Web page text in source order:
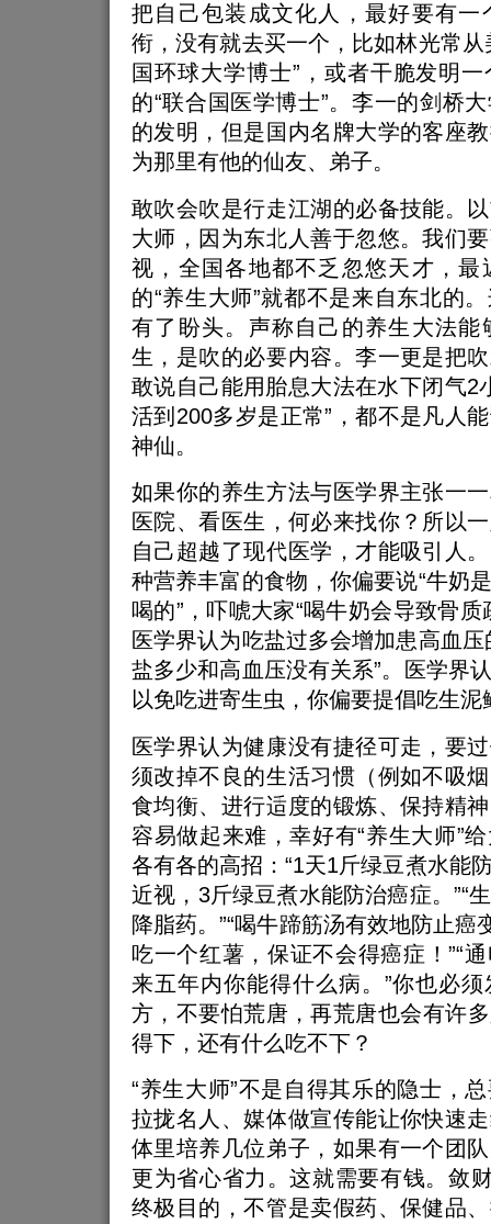
把自己包装成文化人，最好要有一
衔，没有就去买一个，比如林光常从
国环球大学博士”，或者干脆发明
的“联合国医学博士”。李一的剑桥
的发明，但是国内名牌大学的客座
为那里有他的仙友、弟子。
敢吹会吹是行走江湖的必备技能。
大师，因为东北人善于忽悠。我们
视，全国各地都不乏忽悠天才，最
的“养生大师”就都不是来自东北的
有了盼头。声称自己的养生大法能
生，是吹的必要内容。李一更是把
敢说自己能用胎息大法在水下闭气2
活到200多岁是正常”，都不是凡人
神仙。
如果你的养生方法与医学界主张一
医院、看医生，何必来找你？所以
自己超越了现代医学，才能吸引人
种营养丰富的食物，你偏要说“牛奶
喝的”，吓唬大家“喝牛奶会导致骨
医学界认为吃盐过多会增加患高血
盐多少和高血压没有关系”。医学界
以免吃进寄生虫，你偏要提倡吃生泥
医学界认为健康没有捷径可走，要
须改掉不良的生活习惯（例如不吸
食均衡、进行适度的锻炼、保持精
容易做起来难，幸好有“养生大师”
各有各的高招：“1天1斤绿豆煮水能
近视，3斤绿豆煮水能防治癌症。”“
降脂药。”“喝牛蹄筋汤有效地防止癌
吃一个红薯，保证不会得癌症！”“
来五年内你能得什么病。”你也必
方，不要怕荒唐，再荒唐也会有许
得下，还有什么吃不下？
“养生大师”不是自得其乐的隐士，
拉拢名人、媒体做宣传能让你快速
体里培养几位弟子，如果有一个团
更为省心省力。这就需要有钱。敛
终极目的，不管是卖假药、保健品